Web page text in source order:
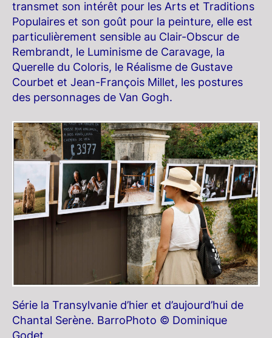
transmet son intérêt pour les Arts et Traditions
Populaires et son goût pour la peinture, elle est
particulièrement sensible au Clair-Obscur de
Rembrandt, le Luminisme de Caravage, la
Querelle du Coloris, le Réalisme de Gustave
Courbet et Jean-François Millet, les postures
des personnages de Van Gogh.
Série la Transylvanie d’hier et d’aujourd’hui de
Chantal Serène. BarroPhoto © Dominique
Godet